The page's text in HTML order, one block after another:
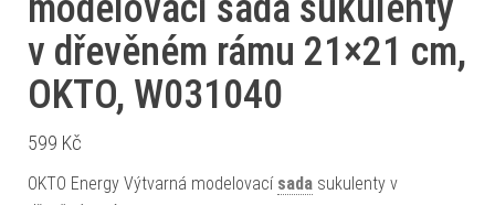
v dřevěném rámu 21×21 cm,
OKTO, W031040
599 Kč
OKTO Energy Výtvarná modelovací sada sukulenty v